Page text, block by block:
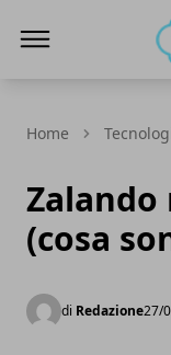
Home
(cosa
di Redazione27/